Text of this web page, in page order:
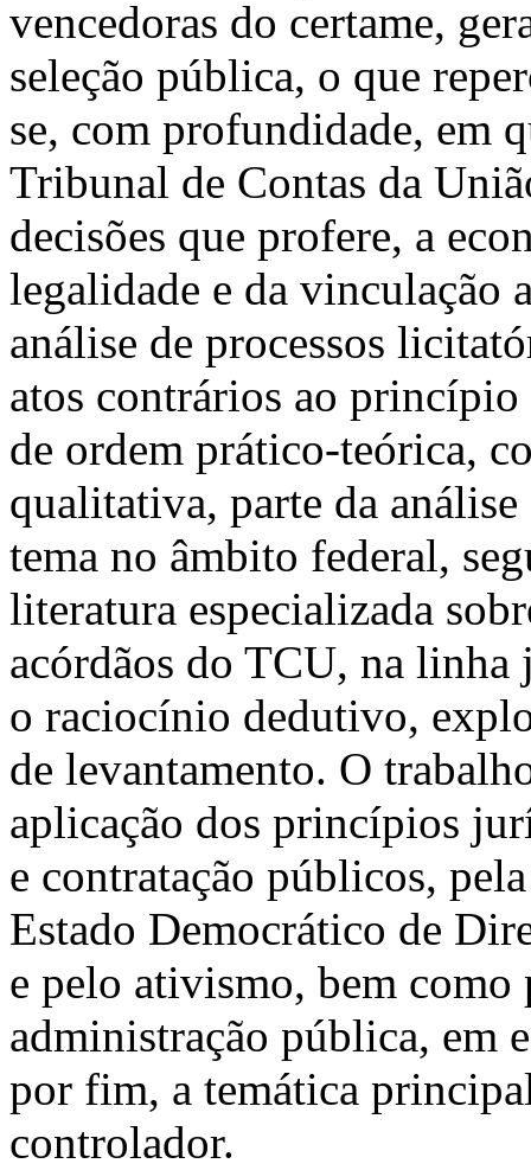
vencedoras do certame,
seleção pública, o que
se, com profundidade, em
Tribunal de Contas da
decisões que profere, a
legalidade e da vinculação
análise de processos
atos contrários ao
de ordem prático-teórica,
qualitativa, parte da
tema no âmbito federal,
literatura especializada
acórdãos do TCU, na
o raciocínio dedutivo,
de levantamento. O
aplicação dos princípios
e contratação públicos,
Estado Democrático de
e pelo ativismo, bem
administração pública, em
por fim, a temática
controlador.